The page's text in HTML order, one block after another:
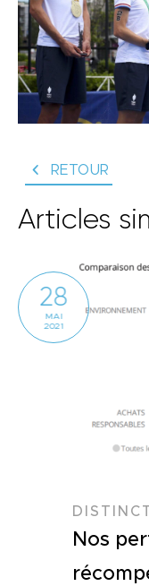
RETOUR
Articles
28
MAI
2021
Nos